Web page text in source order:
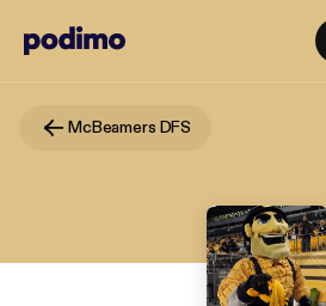
McBeamers DFS